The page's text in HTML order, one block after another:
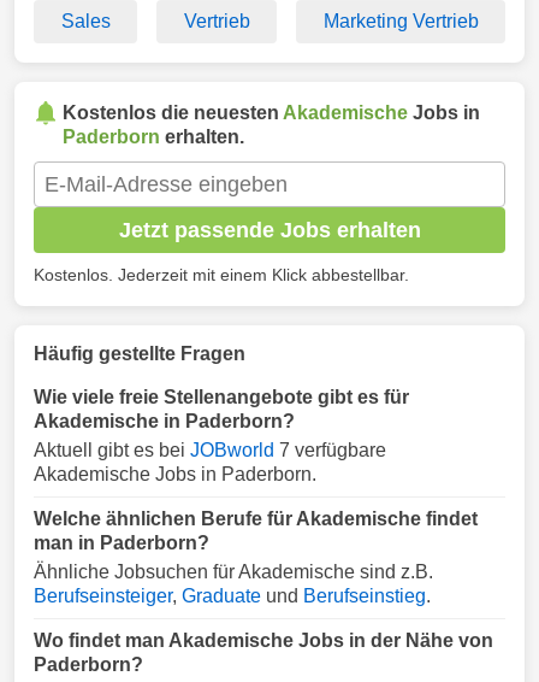
Sales Vertrieb Marketing Vertrieb
Kostenlos die neuesten Akademische Jobs in
Paderborn erhalten.
Jetzt passende Jobs erhalten
Kostenlos. Jederzeit mit einem Klick abbestellbar.
Häufig gestellte Fragen
Wie viele freie Stellenangebote gibt es für
Akademische in Paderborn?
Aktuell gibt es bei JOBworld 7 verfügbare
Akademische Jobs in Paderborn.
Welche ähnlichen Berufe für Akademische findet
man in Paderborn?
Ähnliche Jobsuchen für Akademische sind z.B.
Berufseinsteiger, Graduate und Berufseinstieg.
Wo findet man Akademische Jobs in der Nähe von
Paderborn?